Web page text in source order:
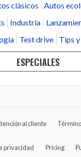
clásicos
Autos
Industria
Test drive Tips
ESPECIALES
al cliente
privacidad Pricing